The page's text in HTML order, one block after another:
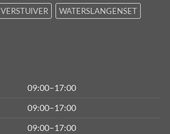
VERSTUIVER WATERSLANGENSET
09:00–17:00
09:00–17:00
09:00–17:00